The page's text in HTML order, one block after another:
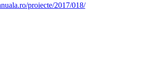
proiecte/2017/018/